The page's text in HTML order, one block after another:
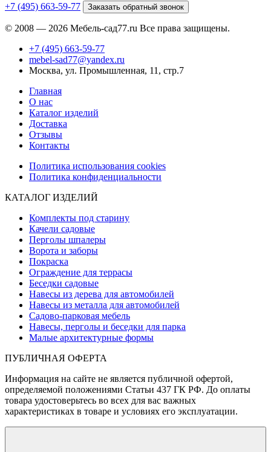
+7 (495) 663-59-77 Заказать обратный звонок
© 2008 — 2026 Мебель-сад77.ru Все права защищены.
+7 (495) 663-59-77
mebel-sad77@yandex.ru
Москва, ул. Промышленная, 11, стр.7
Главная
О нас
Каталог изделий
Доставка
Отзывы
Контакты
Политика использования cookies
Политика конфиденциальности
КАТАЛОГ ИЗДЕЛИЙ
Комплекты под старину
Качели садовые
Перголы шпалеры
Ворота и заборы
Покраска
Ограждение для террасы
Беседки садовые
Навесы из дерева для автомобилей
Навесы из металла для автомобилей
Садово-парковая мебель
Навесы, перголы и беседки для парка
Малые архитектурные формы
ПУБЛИЧНАЯ ОФЕРТА
Информация на сайте не является публичной офертой,
определяемой положениями Статьи 437 ГК РФ. До оплаты
товара удостоверьтесь во всех для вас важных
характеристиках в товаре и условиях его эксплуатации.